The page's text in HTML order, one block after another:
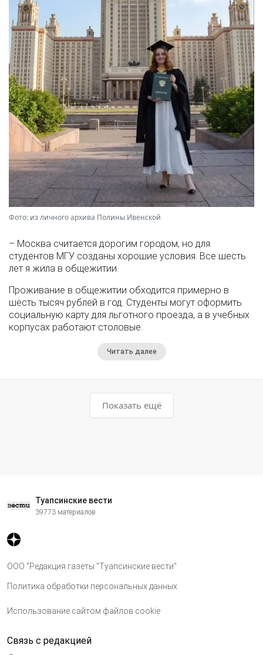
Фото: из личного архива Полины Ивенской
– Москва считается дорогим городом, но для
студентов МГУ созданы хорошие условия. Все шесть
лет я жила в общежитии.
Проживание в общежитии обходится примерно в
шесть тысяч рублей в год. Студенты могут оформить
социальную карту для льготного проезда, а в учебных
корпусах работают столовые.
Читать далее
Показать ещё
Туапсинские вести
39773 материалов
ООО "Редакция газеты "Туапсинские вести"
Политика обработки персональных данных
Использование сайтом файлов cookie
Связь с редакцией